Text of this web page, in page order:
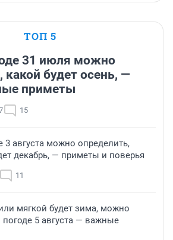
ТОП 5
31 июля можно
какой будет осень, —
приметы
15
3 августа можно определить,
декабрь, — приметы и поверья
11
мягкой будет зима, можно
погоде 5 августа — важные